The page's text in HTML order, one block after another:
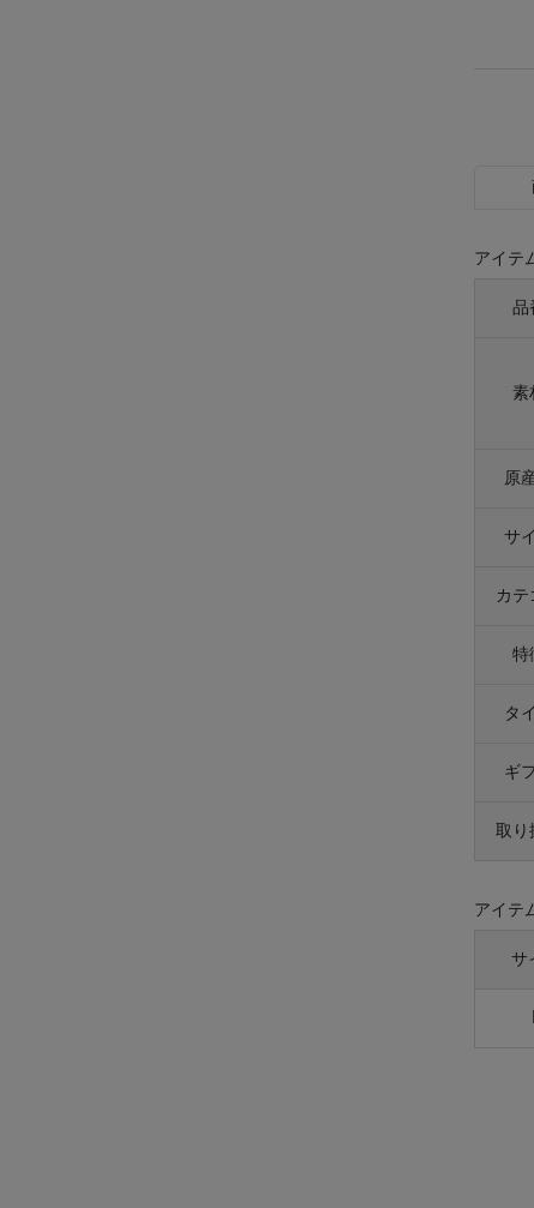
アイテ
品
素
原
サ
カテ
特
タ
ギ
取り
アイテ
サ